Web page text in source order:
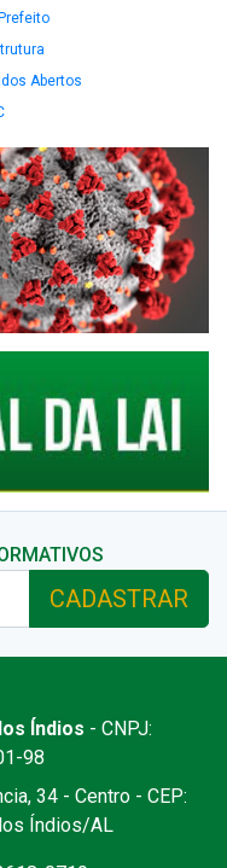
Abertos
CADASTRAR
Índios - CNPJ:
98
34 - Centro - CEP:
Índios/AL